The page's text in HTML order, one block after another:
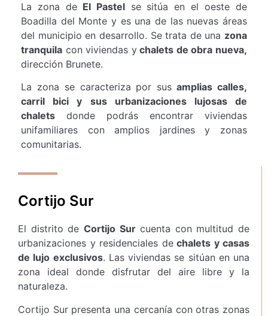
La zona deEl Pastelse sitúa en el oeste de
Boadilla del Monte y es una de las nuevas áreas
del municipio en desarrollo. Se trata de una zona
tranquila con viviendas ychalets de obra nueva,
dirección Brunete.
La zona se caracteriza por sus amplias calles,
carril bici y sus urbanizaciones lujosas de
chalets donde podrás encontrar viviendas
unifamiliares con amplios jardines y zonas
comunitarias.
Cortijo Sur
El distrito de Cortijo Surcuenta con multitud de
urbanizaciones y residenciales dechalets y casas
de lujo exclusivos. Las viviendas se sitúan en una
zona ideal donde disfrutar del aire libre y la
naturaleza.
Cortijo Sur presenta una cercanía con otras zonas